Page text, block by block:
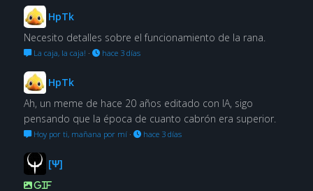
HpTk
Necesito detalles sobre el funcionamiento de la rana.
La caja, la caja! · hace 3 días
HpTk
Ah, un meme de hace 20 años editado con IA, sigo
pensando que la época de cuanto cabrón era superior.
Hoy por ti, mañana por mí· hace 3 días
[Ψ]
GIF